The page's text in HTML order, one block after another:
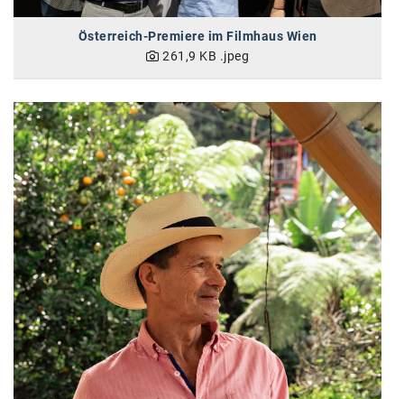
PAYBACK
PwC
P&G
RIC
Schiefer Rechtsanwälte
Security KAG
smart
Smile Österreich
Strategie Austria
Strategy&
Österreich-Premiere im Filmhaus Wien
261,9 KB .jpeg